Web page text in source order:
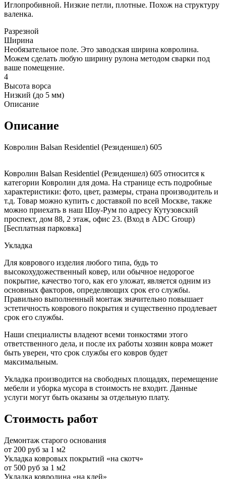
Иглопробивной. Низкие петли, плотные. Похож на структуру
валенка.
Разрезной
Ширина
Необязательное поле. Это заводская ширина ковролина.
Можем сделать любую ширину рулона методом сварки под
ваше помещение.
4
Высота ворса
Низкий (до 5 мм)
Описание
Описание
Ковролин Balsan Residentiel (Резиденшел) 605
Ковролин Balsan Residentiel (Резиденшел) 605 относится к
категории Ковролин для дома. На странице есть подробные
характеристики: фото, цвет, размеры, страна производитель и
т.д. Товар можно купить с доставкой по всей Москве, также
можно приехать в наш Шоу-Рум по адресу Кутузовский
проспект, дом 88, 2 этаж, офис 23. (Вход в ADC Group)
[Бесплатная парковка]
Укладка
Для коврового изделия любого типа, будь то
высокохудожественный ковер, или обычное недорогое
покрытие, качество того, как его уложат, является одним из
основных факторов, определяющих срок его службы.
Правильно выполненный монтаж значительно повышает
эстетичность коврового покрытия и существенно продлевает
срок его службы.
Наши специалисты владеют всеми тонкостями этого
ответственного дела, и после их работы хозяин ковра может
быть уверен, что срок службы его ковров будет
максимальным.
Укладка производится на свободных площадях, перемещение
мебели и уборка мусора в стоимость не входит. Данные
услуги могут быть оказаны за отдельную плату.
Стоимость работ
Демонтаж старого основания
от 200 руб за 1 м2
Укладка ковровых покрытий «на скотч»
от 500 руб за 1 м2
Укладка ковролина «на клей»